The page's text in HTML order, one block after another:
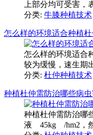
上部分均可受害，
分类: 牛膝种植技术
怎么样的环境适合种植杜
怎么样的环境适合
较为缓慢，速生期
分类: 杜仲种植技术
种植杜仲需防治哪些病虫
种植杜仲需防治哪
液 45kg /hm2，